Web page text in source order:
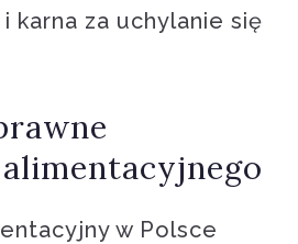
karna za uchylanie się
w Polsce